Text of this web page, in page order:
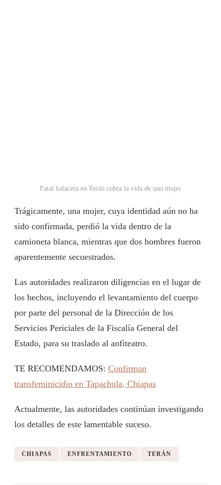
Fatal balacera en Terán cobra la vida de una mujer
Trágicamente, una mujer, cuya identidad aún no ha
sido confirmada, perdió la vida dentro de la
camioneta blanca, mientras que dos hombres fueron
aparentemente secuestrados.
Las autoridades realizaron diligencias en el lugar de
los hechos, incluyendo el levantamiento del cuerpo
por parte del personal de la Dirección de los
Servicios Periciales de la Fiscalía General del
Estado, para su traslado al anfiteatro.
TE RECOMENDAMOS: Confirman
transfeminicidio en Tapachula, Chiapas
Actualmente, las autoridades continúan investigando
los detalles de este lamentable suceso.
CHIAPAS ENFRENTAMIENTO TERÁN